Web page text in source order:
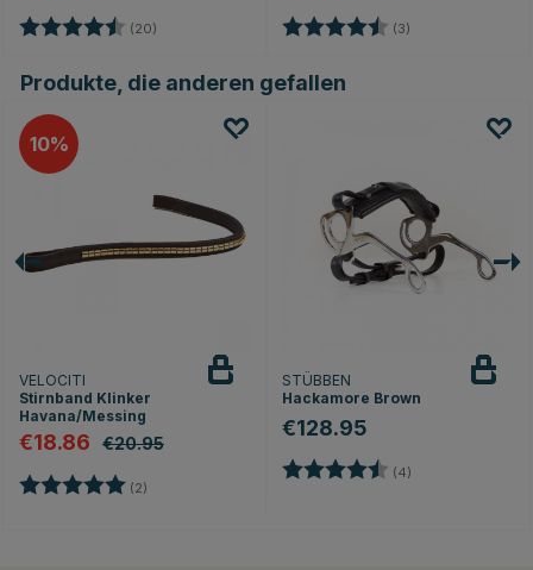
Bewertung: (20) 4.3 von 5 SternenBewertung: (3)
Produkte, die anderen gefallen
10
VELOCITI
Stirnband Klinker
Havana/Messing
€18.86 €20.95
Bewertung: (2)
STÜBBEN
Hackamore Brown
€128.95
Bewertung: (4)